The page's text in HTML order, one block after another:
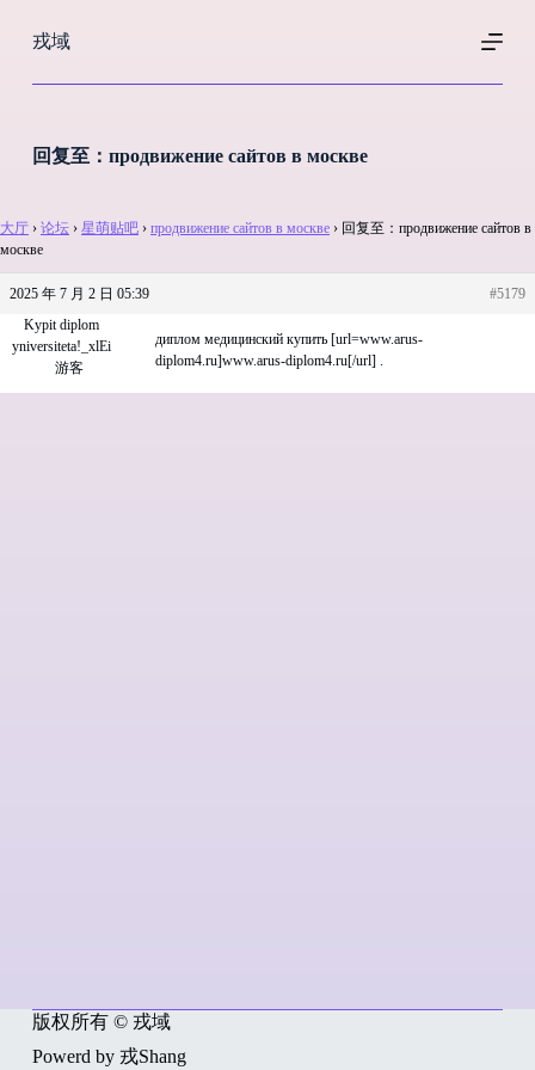
过
戎域
回复至：продвижение сайтов в москве
大厅 › 论坛 › 星萌贴吧 › продвижение сайтов в москве › 回复至：продвижение сайтов в
москве
2025 年 7 月 2 日 05:39
#5179
Kypit diplom
yniversiteta!_xlEi
游客
диплом медицинский купить [url=www.arus-
diplom4.ru]www.arus-diplom4.ru[/url] .
版权所有 © 戎域
Powerd by 戎Shang